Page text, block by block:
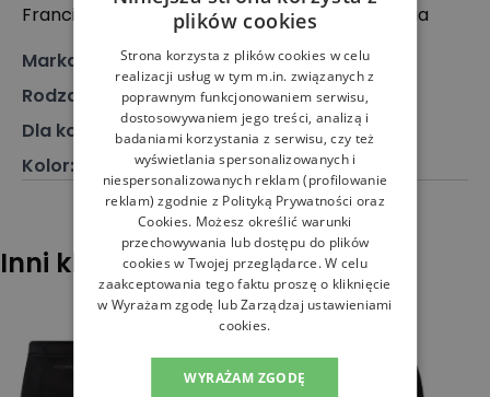
Francia 16 Igualada, 08700 Barcelona, Hiszpania
Marka
Buff
Rodzaj
Akcesoria, Szalik
Dla kogo
Dla każdego, Dla niego, Dla niej
Kolor: Multikolor
Inni klienci sprawdzali również
plików cookies
Strona korzysta z plików cookies w celu
realizacji usług w tym m.in. związanych z
poprawnym funkcjonowaniem serwisu,
dostosowywaniem jego treści, analizą i
badaniami korzystania z serwisu, czy też
wyświetlania spersonalizowanych i
niespersonalizowanych reklam (profilowanie
reklam) zgodnie z Polityką Prywatności oraz
Cookies. Możesz określić warunki
przechowywania lub dostępu do plików
cookies w Twojej przeglądarce. W celu
zaakceptowania tego faktu proszę o kliknięcie
w Wyrażam zgodę lub Zarządzaj ustawieniami
cookies.
WYRAŻAM ZGODĘ